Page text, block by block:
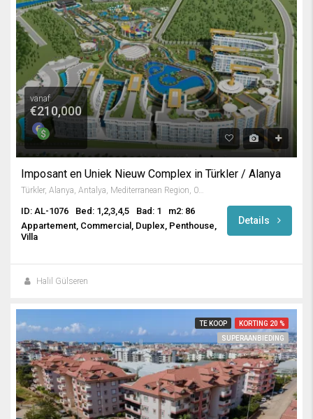
vanaf
€210,000
Imposant en Uniek Nieuw Complex in Türkler / Alanya
Türkler, Alanya, Antalya, Mediterranean Region, 07410, Turkey
ID: AL-1076 Bed: 1,2,3,4,5 Bad: 1
m2: 86
Appartement, Commercial, Duplex, Penthouse,
Villa
Details
Halil Gülseren
TE KOOP
KORTING 20 %
SUPERAANBIEDING